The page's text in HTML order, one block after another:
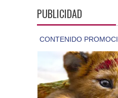
PUBLICIDAD